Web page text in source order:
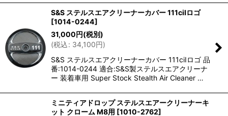
S&S ステルスエアクリーナーカバー 111ciIロゴ
[1014-0244]
31,000円(税別)
(税込: 34,100円)
S&S ステルスエアクリーナーカバー 111ciIロゴ 品
番:1014-0244 適合:S&S製ステルスエアクリーナ
ー 装着車用 Super Stock Stealth Air Cleaner …
ミニティアドロップ ステルスエアークリーナーキ
ット クローム M8用 [1010-2762]